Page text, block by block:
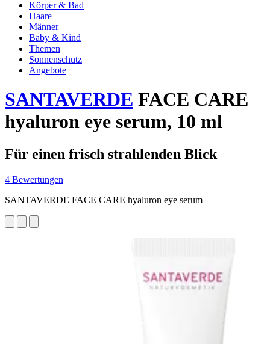
Körper & Bad
Haare
Männer
Baby & Kind
Themen
Sonnenschutz
Angebote
SANTAVERDE FACE CARE
hyaluron eye serum, 10 ml
Für einen frisch strahlenden Blick
4 Bewertungen
SANTAVERDE FACE CARE hyaluron eye serum